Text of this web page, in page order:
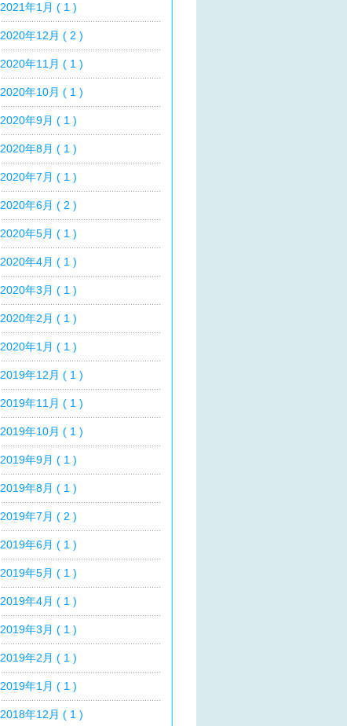
2021年1月 ( 1 )
2020年12月 ( 2 )
2020年11月 ( 1 )
2020年10月 ( 1 )
2020年9月 ( 1 )
2020年8月 ( 1 )
2020年7月 ( 1 )
2020年6月 ( 2 )
2020年5月 ( 1 )
2020年4月 ( 1 )
2020年3月 ( 1 )
2020年2月 ( 1 )
2020年1月 ( 1 )
2019年12月 ( 1 )
2019年11月 ( 1 )
2019年10月 ( 1 )
2019年9月 ( 1 )
2019年8月 ( 1 )
2019年7月 ( 2 )
2019年6月 ( 1 )
2019年5月 ( 1 )
2019年4月 ( 1 )
2019年3月 ( 1 )
2019年2月 ( 1 )
2019年1月 ( 1 )
2018年12月 ( 1 )